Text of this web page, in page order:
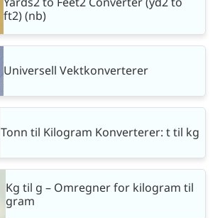
ft2) (nb)
Universell Vektkonverterer
Tonn til Kilogram Konverterer: t til kg
Kg til g – Omregner for kilogram til
gram